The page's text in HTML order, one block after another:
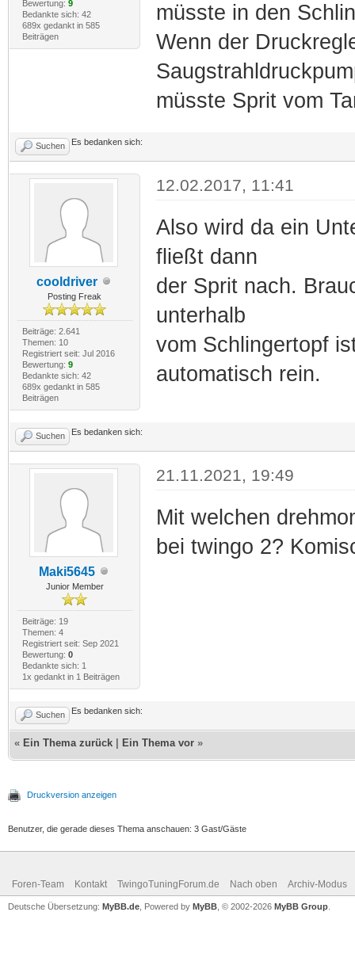
Bewertung: 9
Bedankte sich: 42
689x gedankt in 585
Beiträgen
müsste in den
Wenn der
müsste Sprit vom
Suchen Es bedanken sich:
cooldriver
Posting Freak
Beiträge: 2.641
Themen: 10
Registriert seit: Jul 2016
Bewertung: 9
Bedankte sich: 42
689x gedankt in 585
Beiträgen
12.02.2017, 11:41
Also wird da ein
fließt dann
der Sprit nach.
unterhalb
vom Schlingertopf
automatisch rein.
Suchen Es bedanken sich:
Maki5645
Junior Member
Beiträge: 19
Themen: 4
Registriert seit: Sep 2021
Bewertung: 0
Bedankte sich: 1
1x gedankt in 1 Beiträgen
21.11.2021, 19:49
Mit welchen
bei twingo 2?
Suchen Es bedanken sich:
« Ein Thema zurück Ein Thema vor »
Druckversion anzeigen
Benutzer, die gerade dieses Thema anschauen: 3 Gast/Gäste
Foren-Team Kontakt TwingoTuningForum.de Nach oben Archiv-Modus
Deutsche Übersetzung: MyBB.de , Powered by MyBB , © 2002-2026 MyBB Group